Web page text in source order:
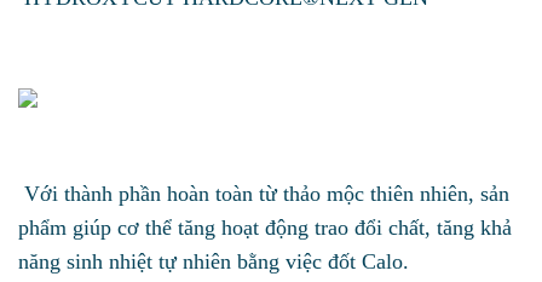
Với thành phần hoàn toàn từ thảo mộc thiên nhiên, sản
phẩm giúp cơ thể tăng hoạt động trao đổi chất, tăng khả
năng sinh nhiệt tự nhiên bằng việc đốt Calo.